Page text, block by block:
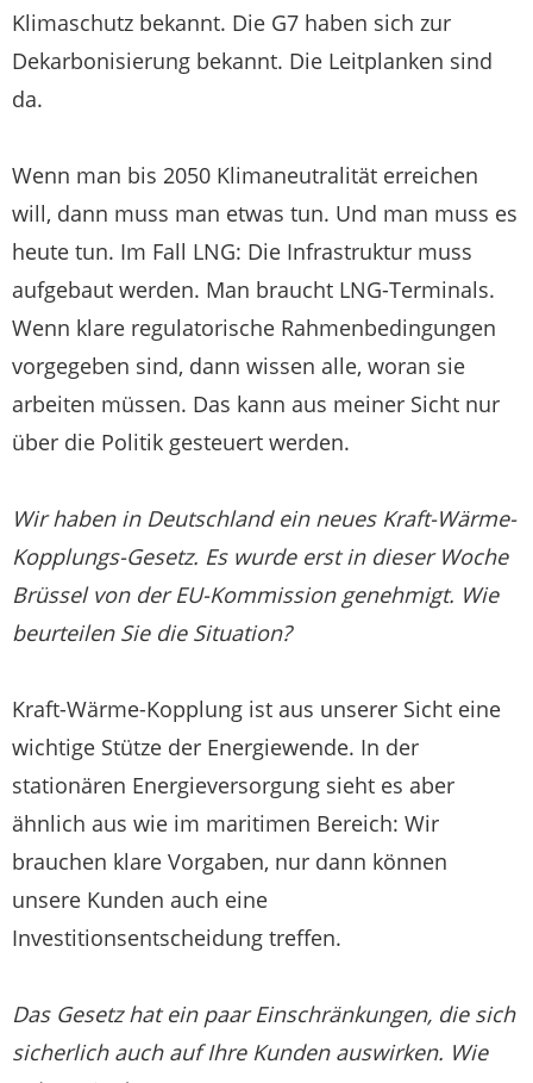
Klimaschutz bekannt. Die G7 haben sich zur
Dekarbonisierung bekannt. Die Leitplanken sind
da.
Wenn man bis 2050 Klimaneutralität erreichen
will, dann muss man etwas tun. Und man muss es
heute tun. Im Fall LNG: Die Infrastruktur muss
aufgebaut werden. Man braucht LNG-Terminals.
Wenn klare regulatorische Rahmenbedingungen
vorgegeben sind, dann wissen alle, woran sie
arbeiten müssen. Das kann aus meiner Sicht nur
über die Politik gesteuert werden.
Wir haben in Deutschland ein neues Kraft-Wärme-
Kopplungs-Gesetz. Es wurde erst in dieser Woche
Brüssel von der EU-Kommission genehmigt. Wie
beurteilen Sie die Situation?
Kraft-Wärme-Kopplung ist aus unserer Sicht eine
wichtige Stütze der Energiewende. In der
stationären Energieversorgung sieht es aber
ähnlich aus wie im maritimen Bereich: Wir
brauchen klare Vorgaben, nur dann können
unsere Kunden auch eine
Investitionsentscheidung treffen.
Das Gesetz hat ein paar Einschränkungen, die sich
sicherlich auch auf Ihre Kunden auswirken. Wie